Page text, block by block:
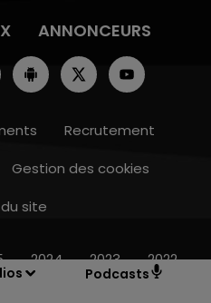
Podcasts
ANNONCEURS
Recrutement
Gestion des cookies
site
2024 2023 2022